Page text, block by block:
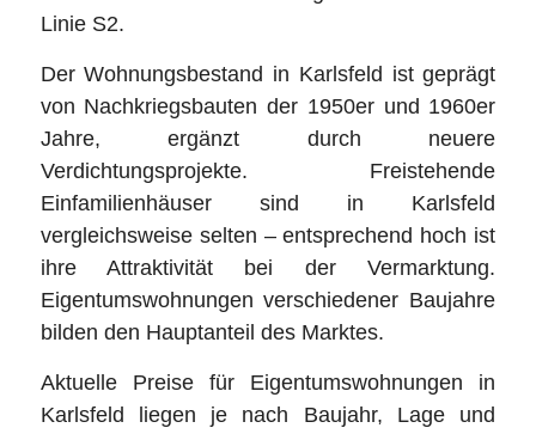
Linie S2.
Der Wohnungsbestand in Karlsfeld ist geprägt
von Nachkriegsbauten der 1950er und 1960er
Jahre, ergänzt durch neuere
Verdichtungsprojekte. Freistehende
Einfamilienhäuser sind in Karlsfeld
vergleichsweise selten – entsprechend hoch ist
ihre Attraktivität bei der Vermarktung.
Eigentumswohnungen verschiedener Baujahre
bilden den Hauptanteil des Marktes.
Aktuelle Preise für Eigentumswohnungen in
Karlsfeld liegen je nach Baujahr, Lage und